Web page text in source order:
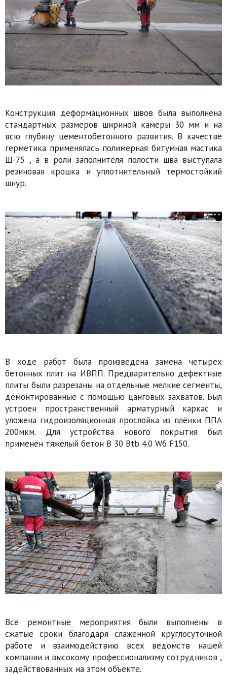
Конструкция деформационных швов была выполнена
стандартных размеров шириной камеры 30 мм и на
всю глубину цементобетонного развития. В качестве
герметика применялась полимерная битумная мастика
Ш-75 , а в роли заполнителя полости шва выступала
резиновая крошка и уплотнительный термостойкий
шнур.
В ходе работ была произведена замена четырёх
бетонных плит на ИВПП. Предварительно дефектные
плиты были разрезаны на отдельные мелкие сегменты,
демонтированные с помощью цанговых захватов. Был
устроен пространственный арматурный каркас и
уложена гидроизоляционная прослойка из плёнки ППА
200мкм. Для устройства нового покрытия был
применён тяжелый бетон B 30 Btb 4.0 W6 F150.
Все ремонтные мероприятия были выполнены в
сжатые сроки благодаря слаженной круглосуточной
работе и взаимодействию всех ведомств нашей
компании и высокому профессионализму сотрудников ,
задействованных на этом объекте.